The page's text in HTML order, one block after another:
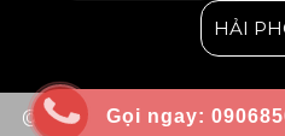
HẢI
@ Bản quyền thuộc về Công
Gọi ngay: